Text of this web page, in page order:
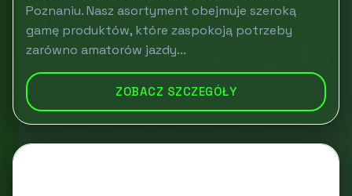
Poznaniu. Nasz asortyment obejmuje szeroką
gamę produktów, które zaspokoją potrzeby
zarówno amatorów jazdy...
ZOBACZ SZCZEGÓŁY